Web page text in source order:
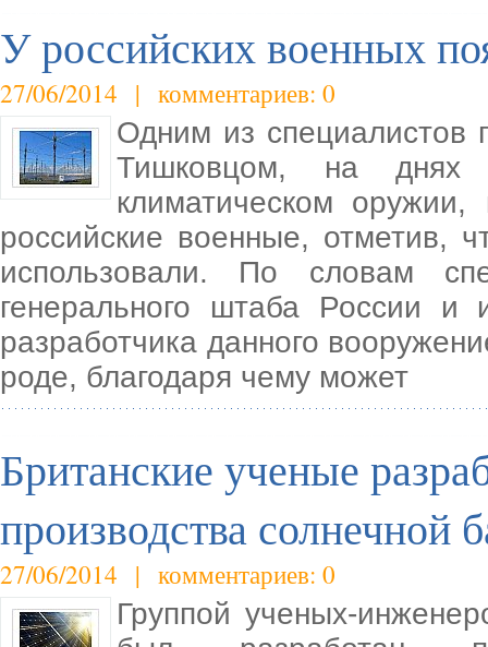
У российских военных
27/06/2014 | комментариев: 0
Одним из специалистов
Тишковцом, на днях
климатическом
российские военные, отметив,
использовали. По словам
генерального штаба России и
разработчика данного
роде, благодаря чему может
Британские ученые
производства солнечной
27/06/2014 | комментариев: 0
Группой ученых-